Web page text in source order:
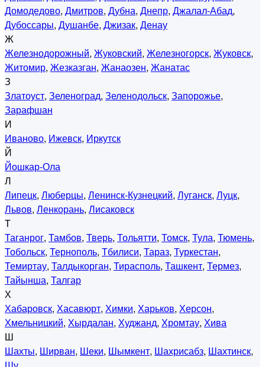
Домодедово, Дмитров, Дубна, Днепр, Джалал-Абад,
Дубоссары, Душанбе, Джизак, Денау
Ж
Железнодорожный, Жуковский, Железногорск, Жуковск,
Житомир, Жезказган, Жанаозен, Жанатас
З
Златоуст, Зеленоград, Зеленодольск, Запорожье,
Зарафшан
И
Иваново, Ижевск, Иркутск
Й
Йошкар-Ола
Л
Липецк, Люберцы, Ленинск-Кузнецкий, Луганск, Луцк,
Львов, Ленкорань, Лисаковск
Т
Таганрог, Тамбов, Тверь, Тольятти, Томск, Тула, Тюмень,
Тобольск, Тернополь, Тбилиси, Тараз, Туркестан,
Темиртау, Талдыкорган, Тирасполь, Ташкент, Термез,
Тайынша, Талгар
Х
Хабаровск, Хасавюрт, Химки, Харьков, Херсон,
Хмельницкий, Хырдалан, Худжанд, Хромтау, Хива
Ш
Шахты, Ширван, Шеки, Шымкент, Шахрисабз, Шахтинск,